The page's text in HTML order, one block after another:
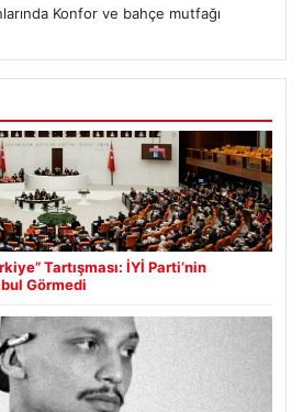
Konfor ve bahçe mutfağı
Tartışması: İYİ Parti’nin
Görmedi